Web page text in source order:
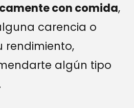
con comida,
carencia o
rendimiento,
algún tipo